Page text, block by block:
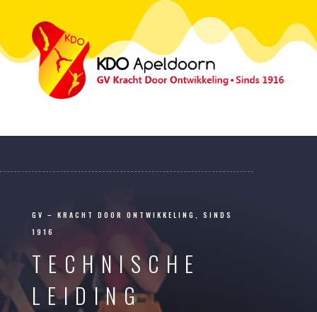
GV – KRACHT DOOR ONTWIKKELING, SINDS
1916
TECHNISCHE
LEIDING